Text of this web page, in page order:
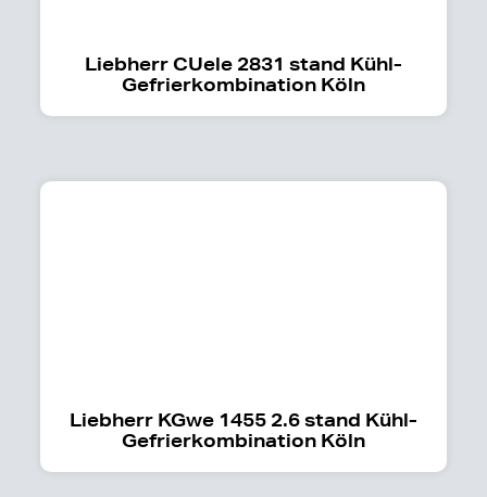
Liebherr CUele 2831 stand Kühl-
Gefrierkombination Köln
Liebherr KGwe 1455 2.6 stand Kühl-
Gefrierkombination Köln